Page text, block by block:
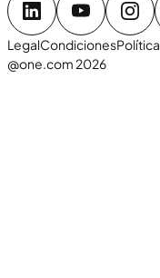
LegalCondiciones
@one.com 2026